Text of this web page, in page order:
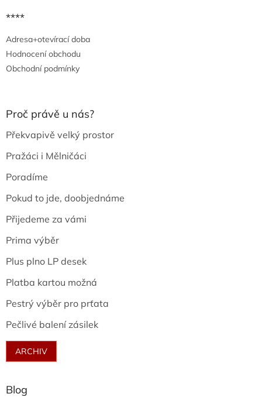
****
Adresa+otevírací doba
Hodnocení obchodu
Obchodní podmínky
Proč právě u nás?
Překvapivě velký prostor
Pražáci i Mělničáci
Poradíme
Pokud to jde, doobjednáme
Přijedeme za vámi
Prima výběr
Plus plno LP desek
Platba kartou možná
Pestrý výběr pro prťata
Pečlivé balení zásilek
ARCHIV
Blog